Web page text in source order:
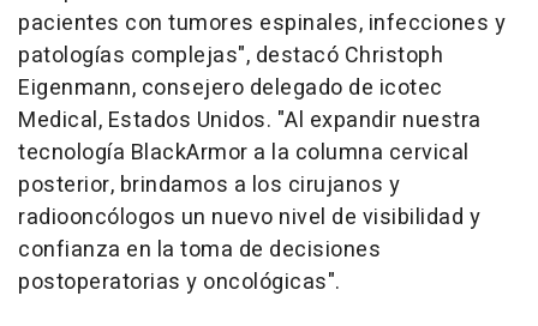
pacientes con tumores espinales, infecciones y
patologías complejas", destacó Christoph
Eigenmann, consejero delegado de icotec
Medical, Estados Unidos. "Al expandir nuestra
tecnología BlackArmor a la columna cervical
posterior, brindamos a los cirujanos y
radiooncólogos un nuevo nivel de visibilidad y
confianza en la toma de decisiones
postoperatorias y oncológicas".